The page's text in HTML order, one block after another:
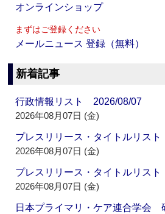
オンラインショップ
まずはご登録ください
メールニュース 登録（無料）
新着記事
行政情報リスト 2026/08/07
2026年08月07日 (金)
プレスリリース・タイトルリス
2026年08月07日 (金)
プレスリリース・タイトルリス
2026年08月07日 (金)
日本プライマリ・ケア連合学会